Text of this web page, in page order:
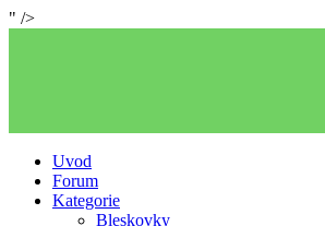
" />
Uvod
Forum
Kategorie
Bleskovky